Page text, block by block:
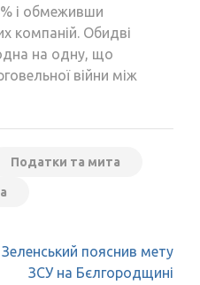
і обмеживши
компаній. Обидві
на одну, що
війни між
Податки та мита
Зеленський пояснив мету
ЗСУ на Бєлгородщині